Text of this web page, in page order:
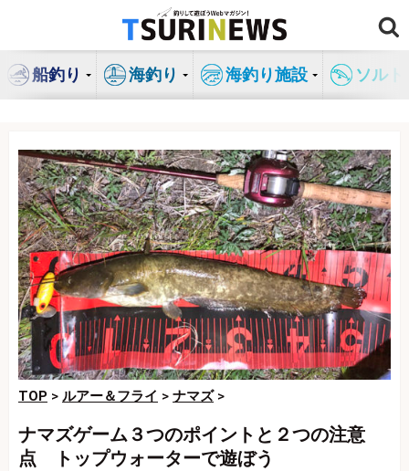
ン
船釣り 海釣り 海釣り施設 ソル
TOP > ルアー＆フライ > ナマズ>
ナマズゲーム３つのポイントと２つの注意
点 トップウォーターで遊ぼう